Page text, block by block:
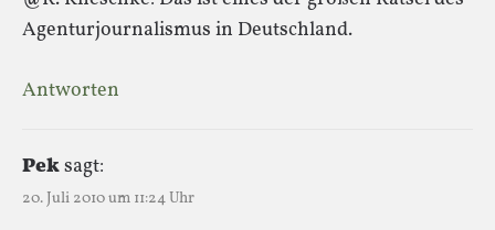
Agenturjournalismus in Deutschland.
Antworten
Peksagt:
20. Juli 2010 um 11:24 Uhr